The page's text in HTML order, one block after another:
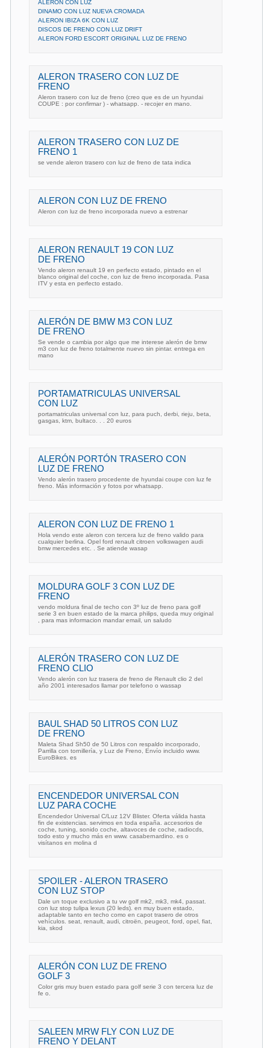
ALERON CON LUZ
DINAMO CON LUZ NUEVA CROMADA
ALERON IBIZA 6K CON LUZ
DISCOS DE FRENO CON LUZ DRIFT
ALERON FORD ESCORT ORIGINAL LUZ DE FRENO
ALERON TRASERO CON LUZ DE
FRENO
Aleron trasero con luz de freno (creo que es de un hyundai
COUPE : por confirmar ) - whatsapp. - recojer en mano.
ALERON TRASERO CON LUZ DE
FRENO 1
se vende aleron trasero con luz de freno de tata indica
ALERON CON LUZ DE FRENO
Aleron con luz de freno incorporada nuevo a estrenar
ALERON RENAULT 19 CON LUZ
DE FRENO
Vendo aleron renault 19 en perfecto estado, pintado en el
blanco original del coche, con luz de freno incorporada. Pasa
ITV y esta en perfecto estado.
ALERÓN DE BMW M3 CON LUZ
DE FRENO
Se vende o cambia por algo que me interese alerón de bmw
m3 con luz de freno totalmente nuevo sin pintar. entrega en
mano
PORTAMATRICULAS UNIVERSAL
CON LUZ
portamatriculas universal con luz, para puch, derbi, rieju, beta,
gasgas, ktm, bultaco. . . 20 euros
ALERÓN PORTÓN TRASERO CON
LUZ DE FRENO
Vendo alerón trasero procedente de hyundai coupe con luz fe
freno. Más información y fotos por whatsapp.
ALERON CON LUZ DE FRENO 1
Hola vendo este aleron con tercera luz de freno valido para
cualquier berlina. Opel ford renault citroen volkswagen audi
bmw mercedes etc. . Se atiende wasap
MOLDURA GOLF 3 CON LUZ DE
FRENO
vendo moldura final de techo con 3º luz de freno para golf
serie 3 en buen estado de la marca philips, queda muy original
, para mas informacion mandar email, un saludo
ALERÓN TRASERO CON LUZ DE
FRENO CLIO
Vendo alerón con luz trasera de freno de Renault clio 2 del
año 2001 interesados llamar por telefono o wassap
BAUL SHAD 50 LITROS CON LUZ
DE FRENO
Maleta Shad Sh50 de 50 Litros con respaldo incorporado,
Parrilla con tornillería, y Luz de Freno, Envío incluido www.
EuroBikes. es
ENCENDEDOR UNIVERSAL CON
LUZ PARA COCHE
Encendedor Universal C/Luz 12V Blister. Oferta válida hasta
fin de existencias. servimos en toda españa. accesorios de
coche, tuning, sonido coche, altavoces de coche, radiocds,
todo esto y mucho más en www. casabernardino. es o
visítanos en molina d
SPOILER - ALERON TRASERO
CON LUZ STOP
Dale un toque exclusivo a tu vw golf mk2, mk3, mk4, passat.
con luz stop tulipa lexus (20 leds). en muy buen estado,
adaptable tanto en techo como en capot trasero de otros
vehículos. seat, renault, audi, citroën, peugeot, ford, opel, fiat,
kia, skod
ALERÓN CON LUZ DE FRENO
GOLF 3
Color gris muy buen estado para golf serie 3 con tercera luz de
fe o.
SALEEN MRW FLY CON LUZ DE
FRENO Y DELANT